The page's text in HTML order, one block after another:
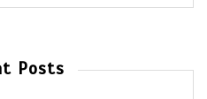
Posts